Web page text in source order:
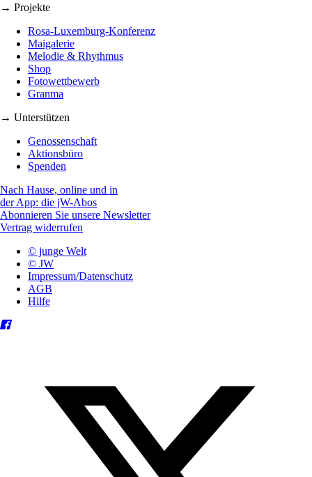
→ Projekte
Rosa-Luxemburg-Konferenz
Maigalerie
Melodie & Rhythmus
Shop
Fotowettbewerb
Granma
→ Unterstützen
Genossenschaft
Aktionsbüro
Spenden
Nach Hause, online und in
der App: die jW-Abos
Abonnieren Sie unsere Newsletter
Vertrag widerrufen
© junge Welt
© JW
Impressum/Datenschutz
AGB
Hilfe